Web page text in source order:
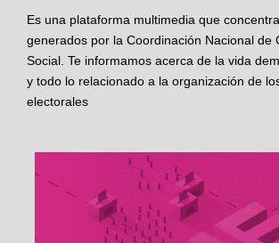
Es una plataforma multimedia que
generados por la Coordinación Nacional de
Social. Te informamos acerca de la vida
y todo lo relacionado a la organización de
electorales